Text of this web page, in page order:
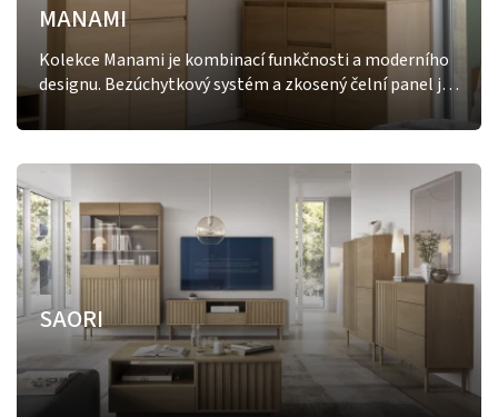
MANAMI
Kolekce Manami je kombinací funkčnosti a moderního
designu. Bezúchytkový systém a zkosený čelní panel jí
dekor Cremona vnáší do interiéru teplý nádech, je
navržena tak, aby její montáž byla co nejsnazší a
nejrychlejší. Díky promyšlenému konstrukčnímu řešení
a přehledným montážním návodům zvládne sestavit
nábytek každý. Tento aspekt ocení zejména ti, kteří
hledají rychlé a snadné řešení pro svůj domov
SAORI